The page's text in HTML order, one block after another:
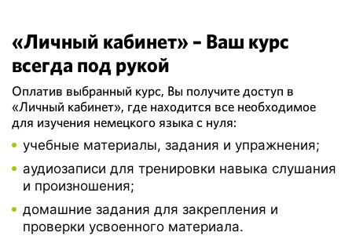
«Личный кабинет» – Ваш курс
всегда под рукой
Оплатив выбранный курс, Вы получите доступ в
«Личный кабинет», где находится все необходимое
для изучения немецкого языка с нуля:
учебные материалы, задания и упражнения;
аудиозаписи для тренировки навыка слушания
и произношения;
домашние задания для закрепления и
проверки усвоенного материала.